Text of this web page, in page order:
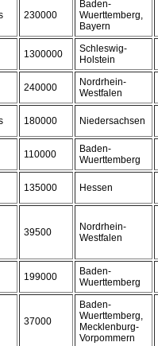
230000
Baden-
Wuerttemberg,
Bayern
1300000
Schleswig-
Holstein
240000
Nordrhein-
Westfalen
180000 Niedersachsen
110000
Baden-
Wuerttemberg
135000 Hessen
39500
Nordrhein-
Westfalen
199000
Baden-
Wuerttemberg
37000
Baden-
Wuerttemberg,
Mecklenburg-
Vorpommern